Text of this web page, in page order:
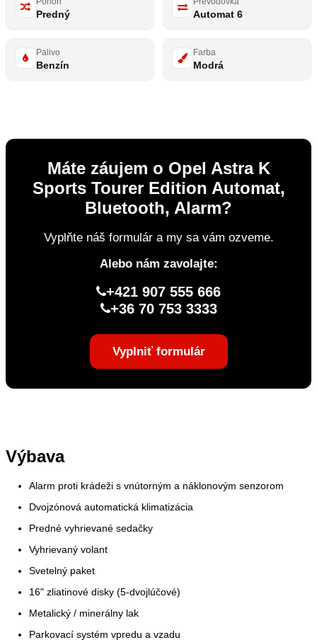
Predný Automat 6
Palivo
Benzín
Farba
Modrá
Máte záujem o Opel Astra K
Sports Tourer Edition Automat,
Bluetooth, Alarm?
Vyplňte náš formulár a my sa vám ozveme.
Alebo nám zavolajte:
+421 907 555 666
+36 70 753 3333
Vyplniť formulár
Výbava
Alarm proti krádeži s vnútorným a náklonovým senzorom
Dvojzónová automatická klimatizácia
Predné vyhrievané sedačky
Vyhrievaný volant
Svetelný paket
16" zliatinové disky (5-dvojlúčové)
Metalický / minerálny lak
Parkovací systém vpredu a vzadu